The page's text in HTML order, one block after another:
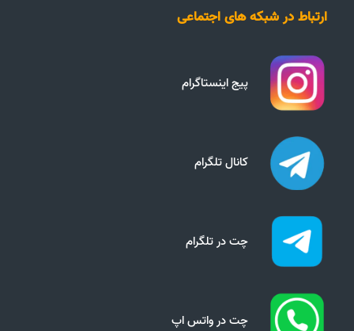
ارتباط در شبکه های اجتماعی
پیج اینستاگرام
کانال تلگرام
چت در تلگرام
چت در واتس اپ